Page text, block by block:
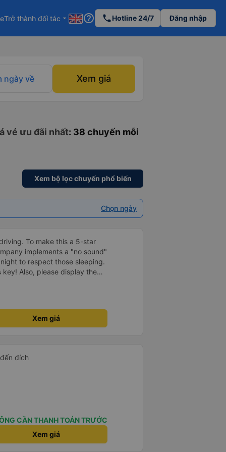
Trở thành đối tác arrow_drop_down help_outline phoneHotline 24/7 Đăng nhập
ngày về Xem giá
vé ưu đãi nhất: 38 chuyến mỗi
Xem bộ lọc chuyến phổ biến
Chọn ngày
To make this a 5-star
implements a "no sound"
to respect those sleeping.
key! Also, please display the
cabin for convenience. I
quy định rõ ràng về việc giữ im
vào ban đêm để tránh làm
xe trong tương lai!
Xem giá
đích
CẦN THANH TOÁN TRƯỚC
Xem giá